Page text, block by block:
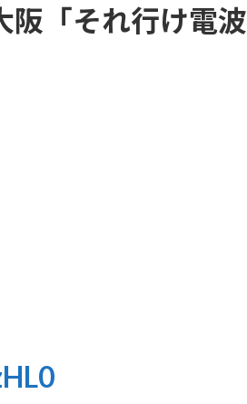
阪「それ行け電